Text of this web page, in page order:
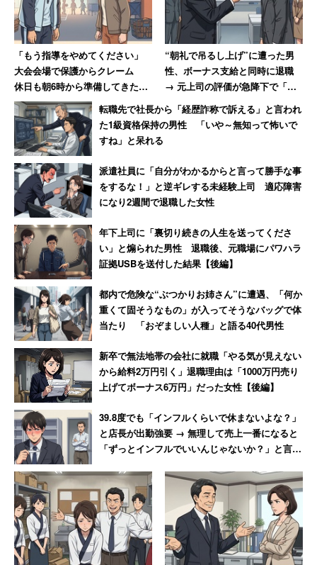
し、この採用方法を実施する意図を「不採用をどう受け止
めて行動するかのほうが、今後の社会人生活の中では大事
になってくるから」と語る。
「不採用は、学生が社会に出る前の最初の壁です。
失敗を振り返り、改善方法を考え、真剣に将来を考
えた方こそ強い人材になると思います」
就活での「お祈り」は、「社会そのものの不採用通知では
ない」「先行きに不安を覚える学生を勇気づけたい」との
思いもあるそうだ。
また、既に内定を出している企業がほとんどの中、これか
ら採用を本格化させる同社が応募者を集められるよう、採
用戦略の１つとしての意味もあると話していた。同社はリ
リース中で
「今回の不採用採用のプロセスを通じて『自身の成
長』を考えるきっかけを応募学生に提供すること
で、当社の経営理念である『クリエイターの活躍の
場をみつける』ということを自分なりに実現してほ
しいと考えております」
と述べている。
※ウェブ媒体やテレビ番組等で記事を引用する際は恐れ入
「もう指導をやめてください」
大会会場で保護からクレーム
休日も朝6時から準備してきた部
活動の指導者が思うこと
“朝礼で吊るし上げ”に遭った男
性、ボーナス支給と同時に退職
→ 元上司の評価が急降下で「ザ
マアミロと思いました」
転職先で社長から「経歴詐称で訴える」と言われ
た1級資格保持の男性 「いや～無知って怖いで
すね」と呆れる
派遣社員に「自分がわかるからと言って勝手な事
をするな！」と逆ギレする未経験上司 適応障害
になり2週間で退職した女性
年下上司に「裏切り続きの人生を送ってくださ
い」と煽られた男性 退職後、元職場にパワハラ
証拠USBを送付した結果【後編】
都内で危険な“ぶつかりお姉さん”に遭遇、「何か
重くて固そうなもの」が入ってそうなバッグで体
当たり 「おぞましい人種」と語る40代男性
新卒で無法地帯の会社に就職「やる気が見えない
から給料2万円引く」退職理由は「1000万円売り
上げてボーナス6万円」だった女性【後編】
39.8度でも「インフルくらいで休まないよな？」
と店長が出勤強要 → 無理して売上一番になると
「ずっとインフルでいいんじゃないか？」と言わ